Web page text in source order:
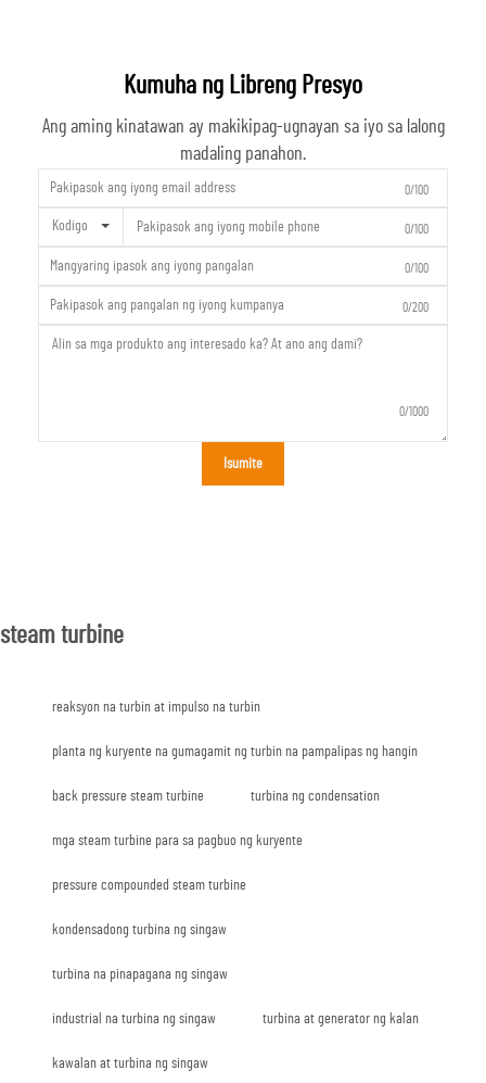
Kumuha ng Libreng Presyo
Ang aming kinatawan ay makikipag-ugnayan sa iyo sa lalong
madaling panahon.
0/100
Kodigo 0/100
0/100
0/200
0/1000
Isumite
steam turbine
reaksyon na turbin at impulso na turbin
planta ng kuryente na gumagamit ng turbin na pampalipas ng hangin
back pressure steam turbine turbina ng condensation
mga steam turbine para sa pagbuo ng kuryente
pressure compounded steam turbine
kondensadong turbina ng singaw
turbina na pinapagana ng singaw
industrial na turbina ng singaw turbina at generator ng kalan
kawalan at turbina ng singaw